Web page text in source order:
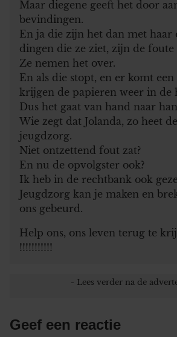
informatie die u aan ze heeft verstrekt
verzameld op basis van uw gebruik
gaat akkoord met onze cookies als u
gebruiken.
Maar diegene geeft het door
bevindingen.
En ja die zijn het dan met haar
dingen die ze ziet, zijn de foute
Ze nemen het over.
En als die stopt, en er komt
krijgen de papieren weer in de
Dus het gaat van hand naar
Wie zegt dat Jolanda, zo heet
jeugdzorg.
Niet ontzettend fout zat?
En nu de opvolgster ook?
Ik heb in de rechtbank ook
Jeugdzorg kan je maken en
ons gebeurd.
Help ons, ons leven terug te
!!!!!!!!!!!
Geef een reactie